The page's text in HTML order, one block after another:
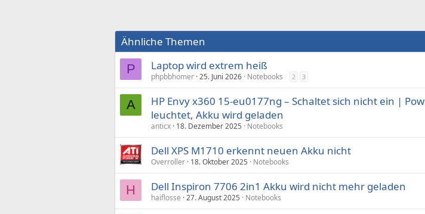
Ähnliche Themen
P Laptop wird extrem heiß
phpbbhomer 25. Juni 2026 Notebooks 2 3
A
HP Envy x360 15-eu0177ng – Schaltet sich nicht ein |
leuchtet, Akku wird geladen
anticx 18. Dezember 2025 Notebooks
Dell XPS M1710 erkennt neuen Akku nicht
Overroller 18. Oktober 2025 Notebooks
H Dell Inspiron 7706 2in1 Akku wird nicht mehr geladen
haiflosse 27. August 2025 Notebooks